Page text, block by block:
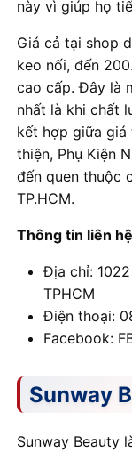
này vì giúp họ
Giá cả tại shop
keo nối, đến
cao cấp. Đây là
nhất là khi chất
kết hợp giữa giá
thiện, Phụ Kiện
đến quen thuộc
TP.HCM.
Thông tin liên hệ
Địa chỉ:
TPHCM
Điện thoại:
Facebook:
Sunway
Sunway Beauty